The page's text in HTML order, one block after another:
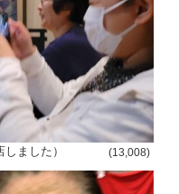
ました） (13,008)